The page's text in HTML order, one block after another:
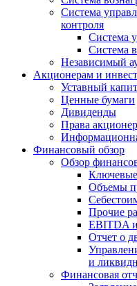
Система
контроля
Система
Система
Независимый
Акционерам и
Уставный
Ценные бумаги
Дивиденды
Права
Финансовый обзор
Обзор
Ключевые
Объемы
Прочие
EBITDA
Отчет о
и
Финансовая